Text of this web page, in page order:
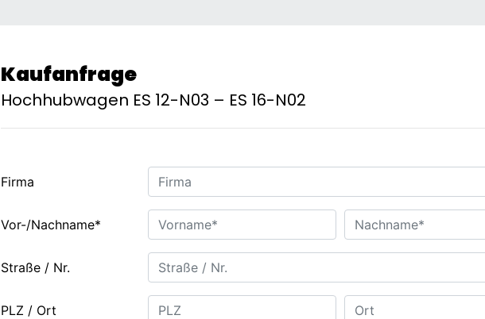
Kaufanfrage
Hochhubwagen ES 12-N03 – ES 16-N02
Firma
Vor-/Nachname*
Straße / Nr.
PLZ / Ort